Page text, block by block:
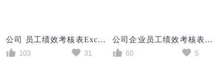
公司 员工绩效考核表Excel模板
103
31
公司企业员工绩效考核表excel模板
60
5